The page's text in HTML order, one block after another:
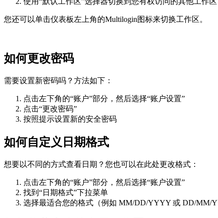
您还可以单击仪表板左上角的Multilogin图标来切换工作区。
如何更改密码
需要设置新密码吗？方法如下：
点击左下角的“账户”部分，然后选择“账户设置”
点击“更改密码”
按照提示设置新的安全密码
如何自定义日期格式
想要以不同的方式查看日期？您也可以在此处更改格式：
点击左下角的“账户”部分，然后选择“账户设置”
找到“日期格式”下拉菜单
选择最适合您的格式（例如 MM/DD/YYYY 或 DD/MM/